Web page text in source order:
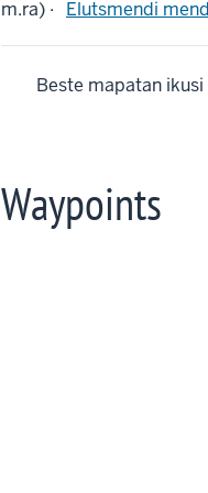
m.ra) ·
Elutsmendi
Beste mapatan ikusi
Waypoints